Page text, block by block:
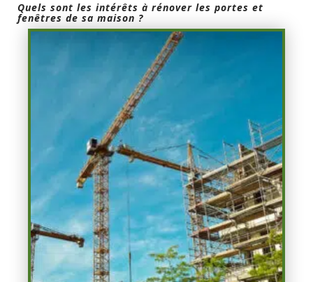
Quels sont les intérêts à rénover les portes et
fenêtres de sa maison ?